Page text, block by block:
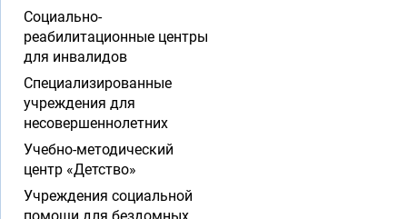
Социально-
реабилитационные центры
для инвалидов
Специализированные
учреждения для
несовершеннолетних
Учебно-методический
центр «Детство»
Учреждения социальной